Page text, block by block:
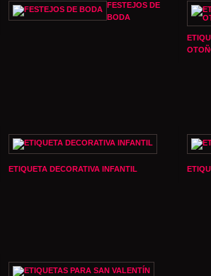
FESTEJOS DE
BODA
ETIQUETA DECORATIVA INFANTIL